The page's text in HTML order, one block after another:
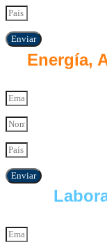
Enviar
Energía,
Enviar